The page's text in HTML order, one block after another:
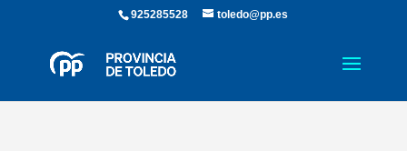
925285528 toledo@pp.es